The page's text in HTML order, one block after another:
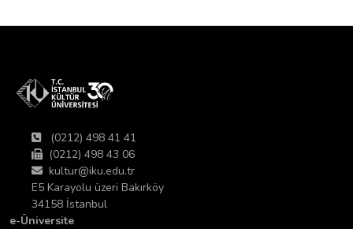
(0212) 498 41 41
(0212) 498 43 06
kultur@iku.edu.tr
E5 Karayolu üzeri Bakırköy
34158 İstanbul
e-Üniversite